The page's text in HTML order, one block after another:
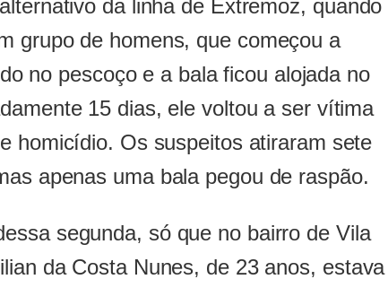
da linha de Extremoz, quando
grupo de homens, que começou a
no pescoço e a bala ficou alojada no
15 dias, ele voltou a ser vítima
homicídio. Os suspeitos atiraram sete
apenas uma bala pegou de raspão.
segunda, só que no bairro de Vila
da Costa Nunes, de 23 anos, estava